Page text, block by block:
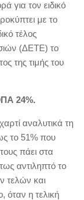
για τον ειδικό
με το
τέλος
(ΔΕΤΕ) το
της τιμής του
24%.
αναλυτικά τη
το 51% που
πάει στα
αντιληπτό το
τελών και
όταν η τελική